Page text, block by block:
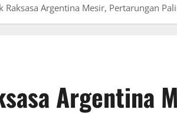
Raksasa Argentina Mesir, Pertarungan
Argentina